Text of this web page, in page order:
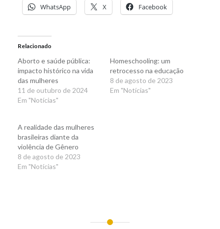
WhatsApp X Facebook
Relacionado
Aborto e saúde pública:
impacto histórico na vida
das mulheres
11 de outubro de 2024
Em "Notícias"
Homeschooling: um
retrocesso na educação
8 de agosto de 2023
Em "Notícias"
A realidade das mulheres
brasileiras diante da
violência de Gênero
8 de agosto de 2023
Em "Notícias"